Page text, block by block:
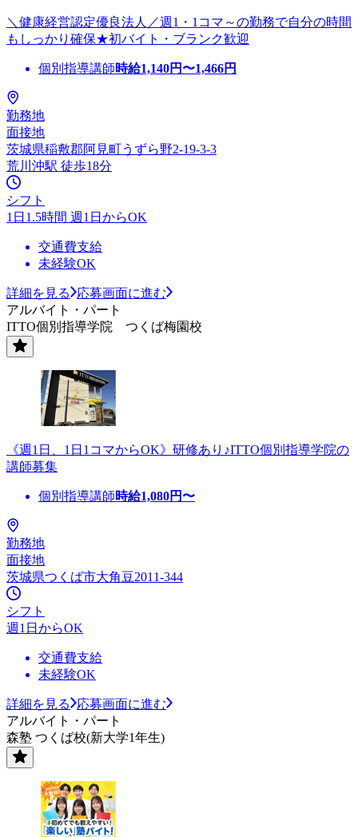
＼健康経営認定優良法人／週1・1コマ～の勤務で自分の時間
もしっかり確保★初バイト・ブランク歓迎
個別指導講師時給1,140円〜1,466円
勤務地
面接地
茨城県稲敷郡阿見町うずら野2-19-3-3
荒川沖駅 徒歩18分
シフト
1日1.5時間 週1日からOK
交通費支給
未経験OK
詳細を見る
応募画面に進む
アルバイト・パート
ITTO個別指導学院 つくば梅園校
《週1日、1日1コマからOK》研修あり♪ITTO個別指導学院の
講師募集
個別指導講師時給1,080円〜
勤務地
面接地
茨城県つくば市大角豆2011-344
シフト
週1日からOK
交通費支給
未経験OK
詳細を見る
応募画面に進む
アルバイト・パート
森塾 つくば校(新大学1年生)